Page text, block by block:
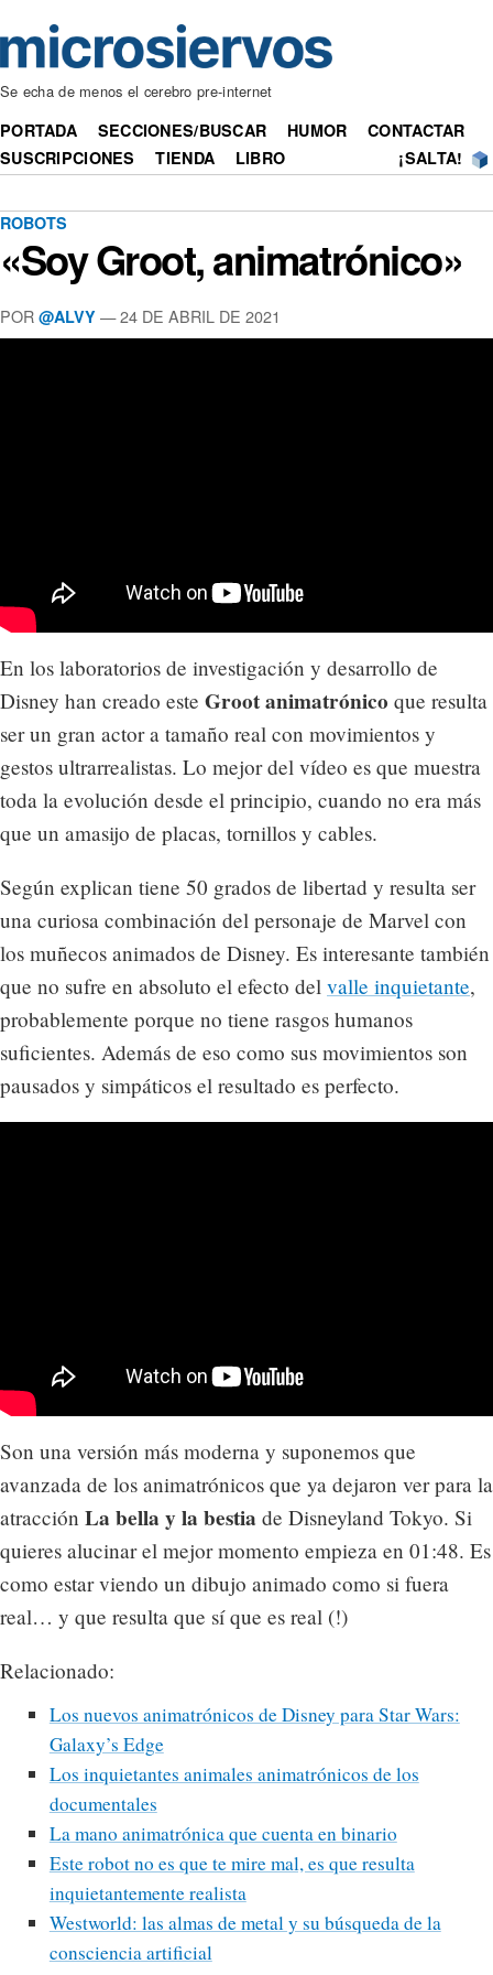
Se echa de menos el cerebro pre-internet
PORTADA SECCIONES/BUSCAR HUMOR
CONTACTAR
SUSCRIPCIONES
TIENDA LIBRO ¡SALTA!
ROBOTS
«Soy Groot, animatrónico»
POR @ALVY — 24 DE ABRIL DE 2021
En los laboratorios de investigación y desarrollo de
Disney han creado este Groot animatrónico que resulta
ser un gran actor a tamaño real con movimientos y
gestos ultrarrealistas. Lo mejor del vídeo es que muestra
toda la evolución desde el principio, cuando no era más
que un amasijo de placas, tornillos y cables.
Según explican tiene 50 grados de libertad y resulta ser
una curiosa combinación del personaje de Marvel con
los muñecos animados de Disney. Es interesante también
que no sufre en absoluto el efecto del valle inquietante,
probablemente porque no tiene rasgos humanos
suficientes. Además de eso como sus movimientos son
pausados y simpáticos el resultado es perfecto.
Son una versión más moderna y suponemos que
avanzada de los animatrónicos que ya dejaron ver para la
atracción La bella y la bestia de Disneyland Tokyo. Si
quieres alucinar el mejor momento empieza en 01:48. Es
como estar viendo un dibujo animado como si fuera
real… y que resulta que sí que es real (!)
Relacionado:
Los nuevos animatrónicos de Disney para Star Wars:
Galaxy’s Edge
Los inquietantes animales animatrónicos de los
documentales
La mano animatrónica que cuenta en binario
Este robot no es que te mire mal, es que resulta
inquietantemente realista
Westworld: las almas de metal y su búsqueda de la
consciencia artificial